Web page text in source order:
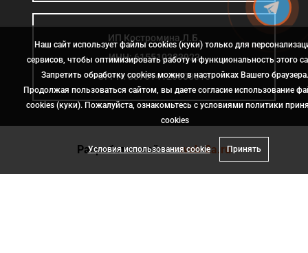
ИП Костромина Л.Б.
ИНН: 615510383923
ОГРН: 307614126000015
Разработка сайта- web-2a.ru
Наш сайт использует файлы cookies (куки) только для
сервисов, чтобы оптимизировать работу и функциональность этого
Запретить обработку cookies можно в настройках Вашего браузера.
Продолжая пользоваться сайтом, вы даете согласие использование
cookies (куки). Пожалуйста, ознакомьтесь с условиями политики
сookies
Условия использования cookie Принять